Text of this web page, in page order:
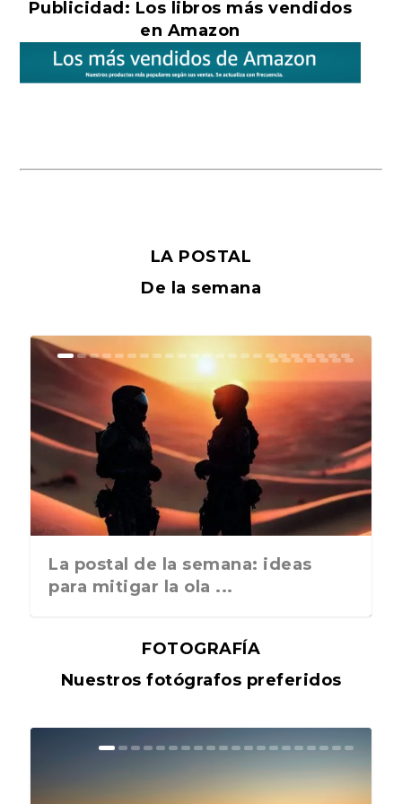
Publicidad: Los libros más vendidos
en Amazon
LA POSTAL
De la semana
La postal de la semana: ideas
para mitigar la ola ...
FOTOGRAFÍA
Nuestros fotógrafos preferidos